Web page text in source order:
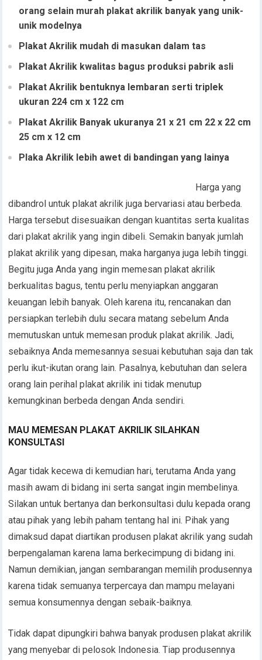
orang selain murah plakat akrilik banyak yang unik-
unik modelnya
Plakat Akrilik mudah di masukan dalam tas
Plakat Akrilik kwalitas bagus produksi pabrik asli
Plakat Akrilik bentuknya lembaran serti triplek
ukuran 224 cm x 122 cm
Plakat Akrilik Banyak ukuranya 21 x 21 cm 22 x 22 cm
25 cm x 12 cm
Plaka Akrilik lebih awet di bandingan yang lainya
Harga yang
dibandrol untuk plakat akrilik juga bervariasi atau berbeda.
Harga tersebut disesuaikan dengan kuantitas serta kualitas
dari plakat akrilik yang ingin dibeli. Semakin banyak jumlah
plakat akrilik yang dipesan, maka harganya juga lebih tinggi.
Begitu juga Anda yang ingin memesan plakat akrilik
berkualitas bagus, tentu perlu menyiapkan anggaran
keuangan lebih banyak. Oleh karena itu, rencanakan dan
persiapkan terlebih dulu secara matang sebelum Anda
memutuskan untuk memesan produk plakat akrilik. Jadi,
sebaiknya Anda memesannya sesuai kebutuhan saja dan tak
perlu ikut-ikutan orang lain. Pasalnya, kebutuhan dan selera
orang lain perihal plakat akrilik ini tidak menutup
kemungkinan berbeda dengan Anda sendiri.
MAU MEMESAN PLAKAT AKRILIK SILAHKAN
KONSULTASI
Agar tidak kecewa di kemudian hari, terutama Anda yang
masih awam di bidang ini serta sangat ingin membelinya.
Silakan untuk bertanya dan berkonsultasi dulu kepada orang
atau pihak yang lebih paham tentang hal ini. Pihak yang
dimaksud dapat diartikan produsen plakat akrilik yang sudah
berpengalaman karena lama berkecimpung di bidang ini.
Namun demikian, jangan sembarangan memilih produsennya
karena tidak semuanya terpercaya dan mampu melayani
semua konsumennya dengan sebaik-baiknya.
Tidak dapat dipungkiri bahwa banyak produsen plakat akrilik
yang menyebar di pelosok Indonesia. Tiap produsennya